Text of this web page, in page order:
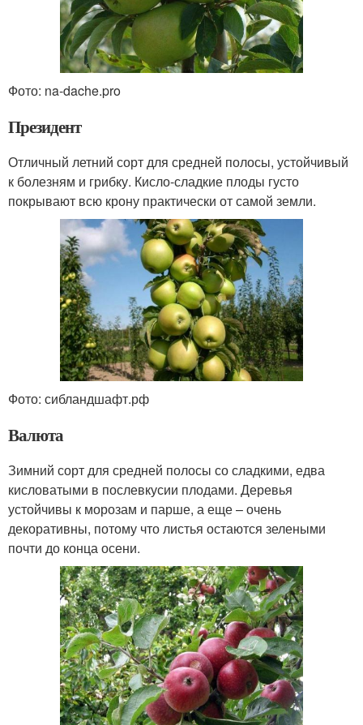
Фото: na-dache.pro
Президент
Отличный летний сорт для средней полосы, устойчивый
к болезням и грибку. Кисло-сладкие плоды густо
покрывают всю крону практически от самой земли.
Фото: сибландшафт.рф
Валюта
Зимний сорт для средней полосы со сладкими, едва
кисловатыми в послевкусии плодами. Деревья
устойчивы к морозам и парше, а еще – очень
декоративны, потому что листья остаются зелеными
почти до конца осени.